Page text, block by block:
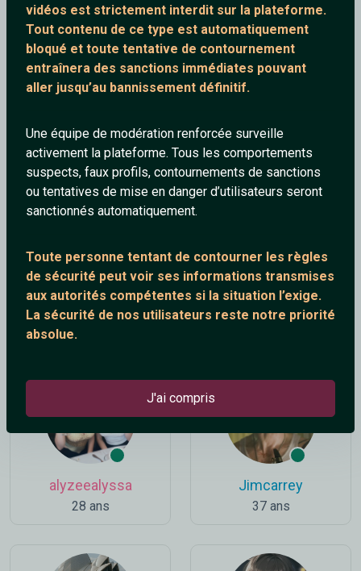
vidéos est strictement interdit sur la plateforme.
Tout contenu de ce type est automatiquement
bloqué et toute tentative de contournement
entraînera des sanctions immédiates pouvant
aller jusqu’au bannissement définitif.
Une équipe de modération renforcée surveille
activement la plateforme. Tous les comportements
suspects, faux profils, contournements de sanctions
ou tentatives de mise en danger d’utilisateurs seront
sanctionnés automatiquement.
Toute personne tentant de contourner les règles
de sécurité peut voir ses informations transmises
aux autorités compétentes si la situation l’exige.
La sécurité de nos utilisateurs reste notre priorité
absolue.
J'ai compris
tahitini
36 ans
Motard54
38 ans
Leo441 Rainbow
alyzeealyssa
28 ans
Jimcarrey
37 ans